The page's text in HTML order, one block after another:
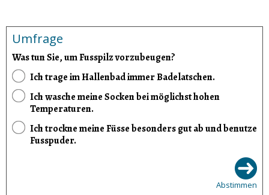
Umfrage
Was tun Sie, um Fusspilz vorzubeugen?
Ich trage im Hallenbad immer Badelatschen.
Ich wasche meine Socken bei möglichst hohen
Temperaturen.
Ich trockne meine Füsse besonders gut ab und benutze
Fusspuder.
Abstimmen